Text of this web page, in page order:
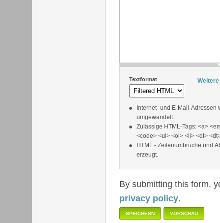
Textformat
Internet- und E-Mail-Adressen
umgewandelt.
Zulässige HTML-Tags: <a>
<code> <ul> <ol> <li> <dl>
HTML - Zeilenumbrüche und
erzeugt.
By submitting this form,
privacy policy.